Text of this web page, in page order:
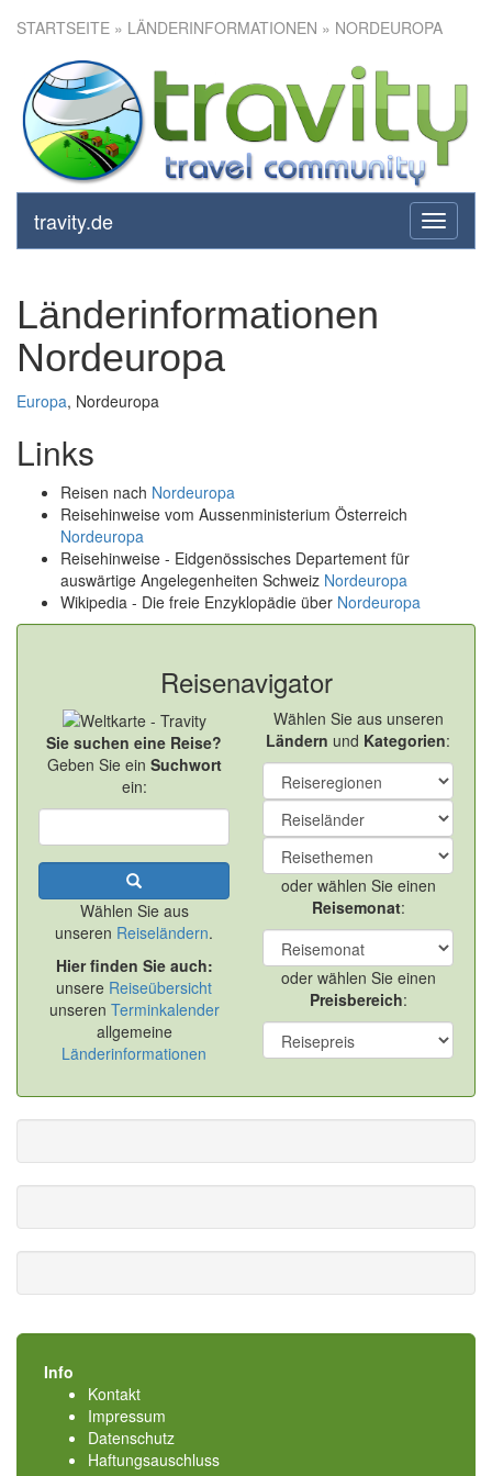
STARTSEITE » LÄNDERINFORMATIONEN » NORDEUROPA
toggle
travity.de
Länderinformationen
Nordeuropa
Europa, Nordeuropa
Links
Reisen nach Nordeuropa
Reisehinweise vom Aussenministerium Österreich
Nordeuropa
Reisehinweise - Eidgenössisches Departement für
auswärtige Angelegenheiten Schweiz Nordeuropa
Wikipedia - Die freie Enzyklopädie über Nordeuropa
Reisenavigator
Sie suchen eine Reise?
Geben Sie ein Suchwort
ein:
Wählen Sie aus
unseren Reiseländern.
Hier finden Sie auch:
unsere Reiseübersicht
unseren Terminkalender
allgemeine
Länderinformationen
Wählen Sie aus unseren
Ländern und Kategorien:
oder wählen Sie einen
Reisemonat:
oder wählen Sie einen
Preisbereich:
Info
Kontakt
Impressum
Datenschutz
Haftungsauschluss